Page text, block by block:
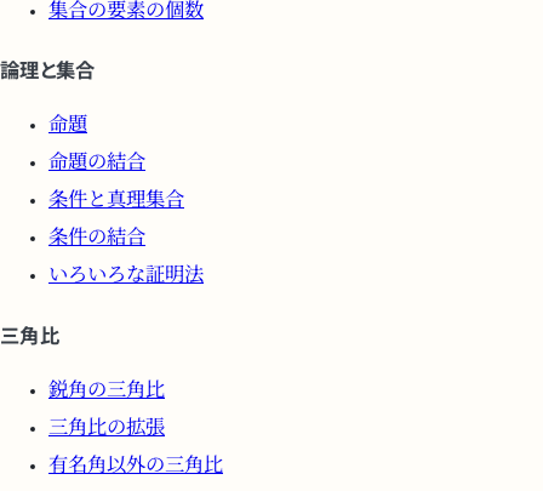
集合の要素の個数
論理と集合
命題
命題の結合
条件と真理集合
条件の結合
いろいろな証明法
三角比
鋭角の三角比
三角比の拡張
有名角以外の三角比